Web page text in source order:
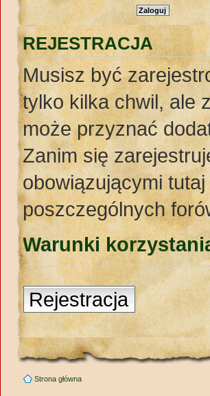
REJESTRACJA
Musisz być
tylko kilka chwil, ale
może przyznać
Zanim się
obowiązującymi
poszczególnych
Warunki
Rejestracja
Strona główna